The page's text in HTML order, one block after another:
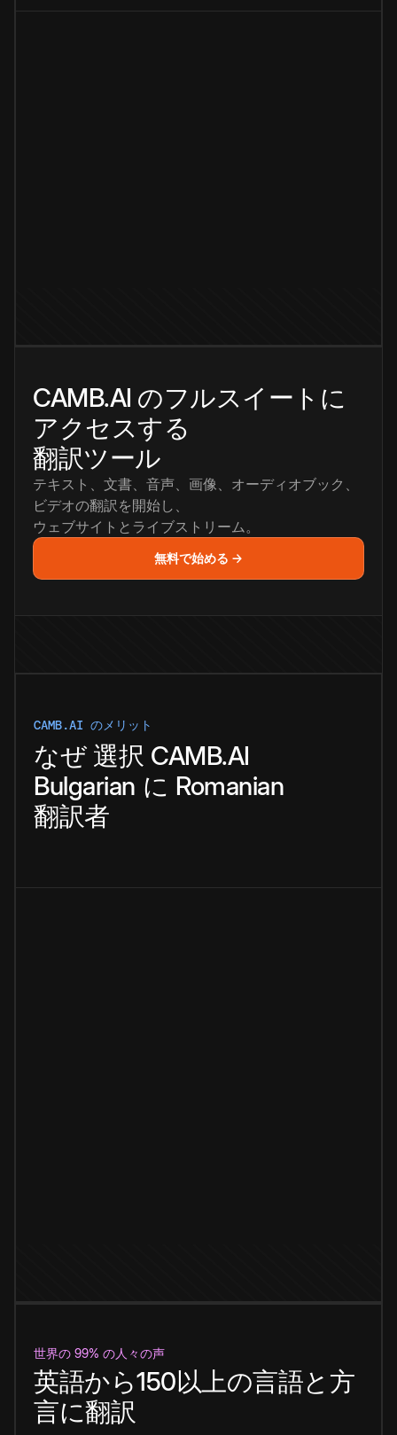
CAMB.AI のフルスイートに
アクセスする
翻訳ツール
テキスト、文書、音声、画像、オーディオブック、
ビデオの翻訳を開始し、
ウェブサイトとライブストリーム。
無料で始める →
CAMB.AI のメリット
なぜ 選択 CAMB.AI
Bulgarian に Romanian
翻訳者
世界の 99% の人々の声
英語から150以上の言語と方
言に翻訳